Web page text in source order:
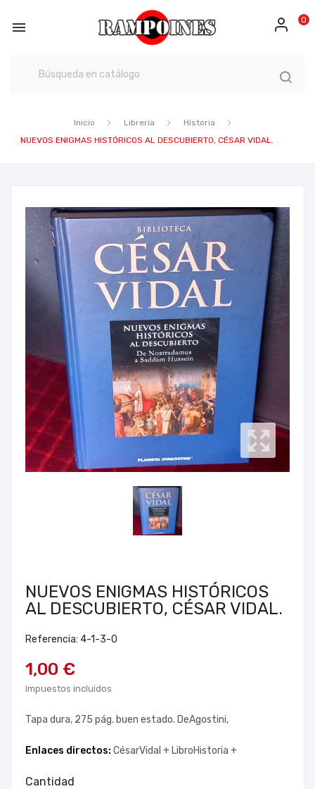
 0
Inicio Librería
Historia
NUEVOS ENIGMAS HISTÓRICOS AL DESCUBIERTO, CÉSAR VIDAL.
NUEVOS ENIGMAS HISTÓRICOS
AL DESCUBIERTO, CÉSAR VIDAL.
Referencia: 4-1-3-0
1,00 €
Impuestos incluidos
Tapa dura, 275 pág. buen estado. DeAgostini,
Enlaces directos: CésarVidal + LibroHistoria +
Cantidad